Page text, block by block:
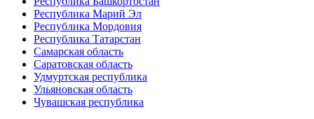
Республика Марий Эл
Республика Мордовия
Республика Татарстан
Самарская область
Саратовская область
Удмуртская республика
Ульяновская область
Чувашская республика